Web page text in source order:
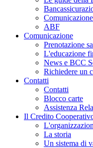
ABF
Comunicazione
Prenotazione
L'educazione
News e BCC
Richiedere un
Contatti
Contatti
Blocco carte
Assistenza
Il Credito
La storia
Un sistema di